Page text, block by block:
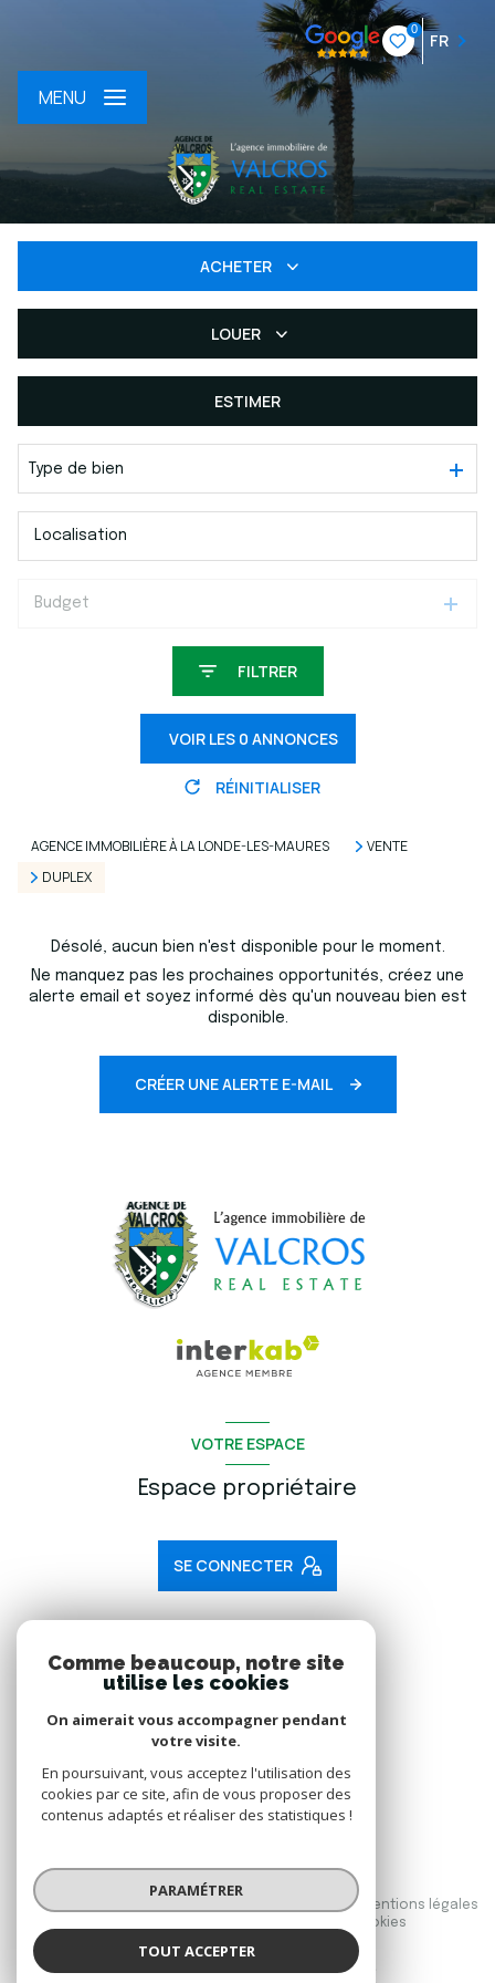
0
FR
MENU
ACHETER
Du neuf
LOUER
De l'immo pro
ESTIMER
Type de bien
Budget
FILTRER
VOIR LES 0 ANNONCES
RÉINITIALISER
AGENCE IMMOBILIÈRE À LA LONDE-LES-MAURES
VENTE
DUPLEX
Désolé, aucun bien n'est disponible pour le moment.
Ne manquez pas les prochaines opportunités, créez une
alerte email et soyez informé dès qu'un nouveau bien est
disponible.
CRÉER UNE ALERTE E-MAIL
VOTRE ESPACE
Espace propriétaire
SE CONNECTER
ADHÉRENTS
Mentions légales
Cookies
Comme beaucoup, notre site
utilise les cookies
On aimerait vous accompagner pendant
votre visite.
En poursuivant, vous acceptez l'utilisation des
cookies par ce site, afin de vous proposer des
contenus adaptés et réaliser des statistiques !
PARAMÉTRER
TOUT ACCEPTER